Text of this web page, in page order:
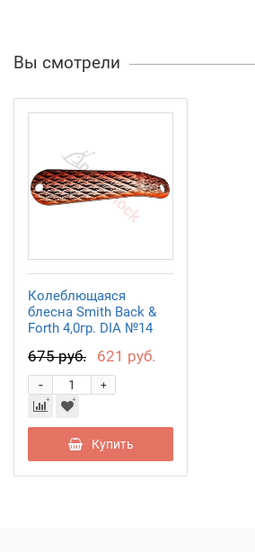
Вы смотрели
Колеблющаяся
блесна Smith Back &
Forth 4,0гр. DIA №14
675 руб. 621 руб.
+
-
Купить